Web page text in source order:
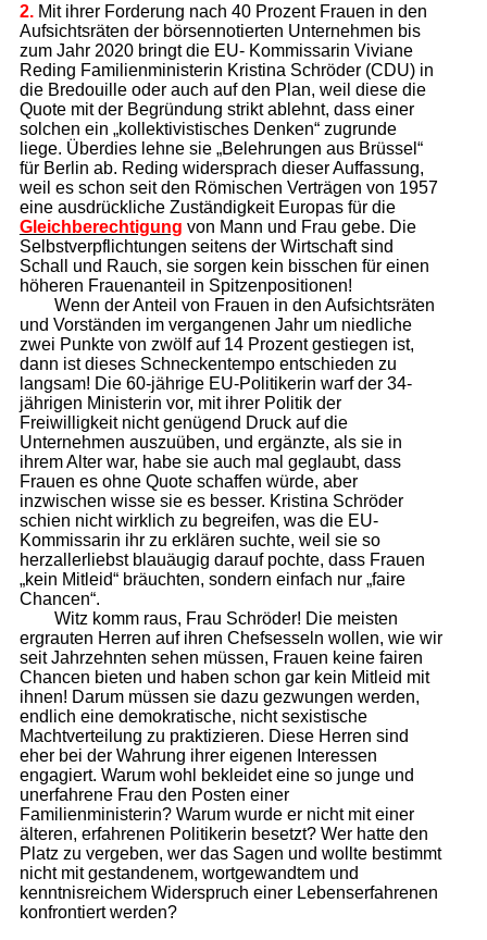
2.Mit ihrer Forderung nach 40 Prozent Frauen in den
Aufsichtsräten der börsennotierten Unternehmen bis
zum Jahr 2020 bringt die EU- Kommissarin Viviane
Reding Familienministerin Kristina Schröder (CDU) in
die Bredouille oder auch auf den Plan, weil diese die
Quote mit der Begründung strikt ablehnt, dass einer
solchen ein „kollektivistisches Denken“ zugrunde
liege. Überdies lehne sie „Belehrungen aus Brüssel“
für Berlin ab. Reding widersprach dieser Auffassung,
weil es schon seit den Römischen Verträgen von 1957
eine ausdrückliche Zuständigkeit Europas für die
Gleichberechtigung von Mann und Frau gebe. Die
Selbstverpflichtungen seitens der Wirtschaft sind
Schall und Rauch, sie sorgen kein bisschen für einen
höheren Frauenanteil in Spitzenpositionen!
Wenn der Anteil von Frauen in den Aufsichtsräten
und Vorständen im vergangenen Jahr um niedliche
zwei Punkte von zwölf auf 14 Prozent gestiegen ist,
dann ist dieses Schneckentempo entschieden zu
langsam! Die 60-jährige EU-Politikerin warf der 34-
jährigen Ministerin vor, mit ihrer Politik der
Freiwilligkeit nicht genügend Druck auf die
Unternehmen auszuüben, und ergänzte, als sie in
ihrem Alter war, habe sie auch mal geglaubt, dass
Frauen es ohne Quote schaffen würde, aber
inzwischen wisse sie es besser. Kristina Schröder
schien nicht wirklich zu begreifen, was die EU-
Kommissarin ihr zu erklären suchte, weil sie so
herzallerliebst blauäugig darauf pochte, dass Frauen
„kein Mitleid“ bräuchten, sondern einfach nur „faire
Chancen“.
Witz komm raus, Frau Schröder! Die meisten
ergrauten Herren auf ihren Chefsesseln wollen, wie wir
seit Jahrzehnten sehen müssen, Frauen keine fairen
Chancen bieten und haben schon gar kein Mitleid mit
ihnen! Darum müssen sie dazu gezwungen werden,
endlich eine demokratische, nicht sexistische
Machtverteilung zu praktizieren. Diese Herren sind
eher bei der Wahrung ihrer eigenen Interessen
engagiert. Warum wohl bekleidet eine so junge und
unerfahrene Frau den Posten einer
Familienministerin? Warum wurde er nicht mit einer
älteren, erfahrenen Politikerin besetzt? Wer hatte den
Platz zu vergeben, wer das Sagen und wollte bestimmt
nicht mit gestandenem, wortgewandtem und
kenntnisreichem Widerspruch einer Lebenserfahrenen
konfrontiert werden?